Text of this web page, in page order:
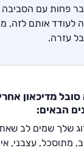
פחות עם הסביבה
לעודד אותם לזה,
עזרה.
סובל מדיכאון
הבאים:
שלך שמים לב
מתוסכל, עצבני,